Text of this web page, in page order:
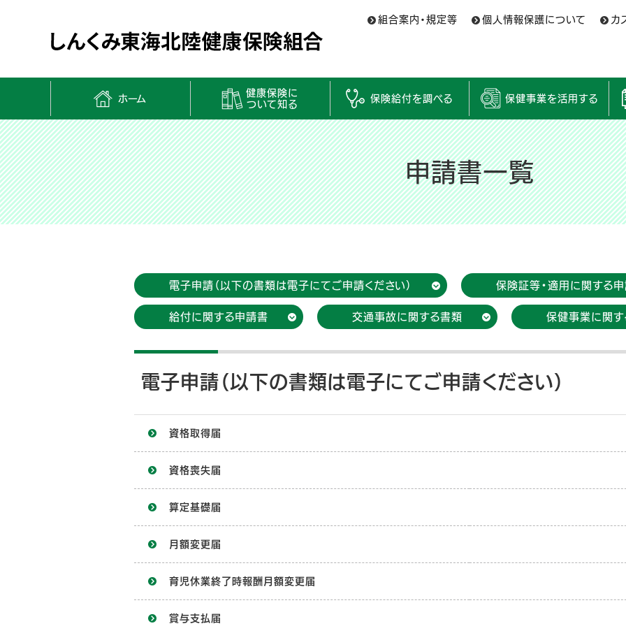
組合案内・規定等 個人情報保護について カ
ホーム
健康保険に
ついて知る
保険給付を調べる 保健事業を活用する
申請書一覧
電子申請（以下の書類は電子にてご申請ください） 保険証等・適用に関する
給付に関する申請書 交通事故に関する書類 保健事業に関す
電子申請（以下の書類は電子にてご申請ください）
資格取得届
資格喪失届
算定基礎届
月額変更届
育児休業終了時報酬月額変更届
賞与支払届